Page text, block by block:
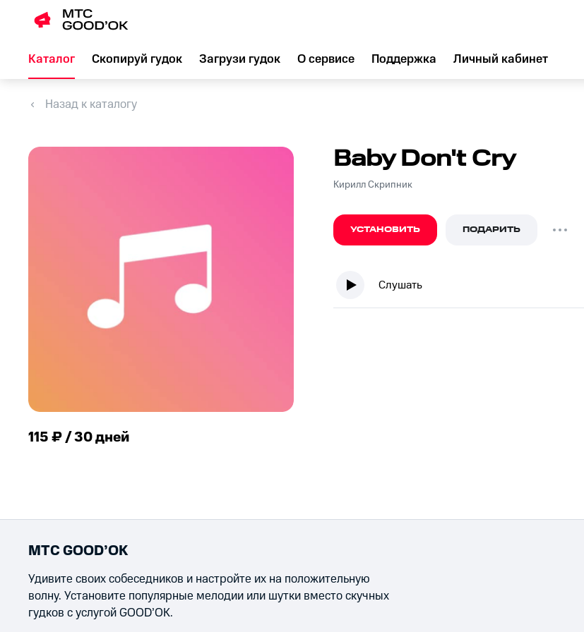
Каталог Скопируй гудок Загрузи гудок О сервисе Поддержка Личный кабинет
Назад к каталогу
115 ₽ / 30 дней
Baby Don't Cry
Кирилл Скрипник
УСТАНОВИТЬ ПОДАРИТЬ
Слушать
МТС GOOD’OK
Удивите своих собеседников и настройте их на положительную
волну. Установите популярные мелодии или шутки вместо скучных
гудков с услугой GOOD’OK.